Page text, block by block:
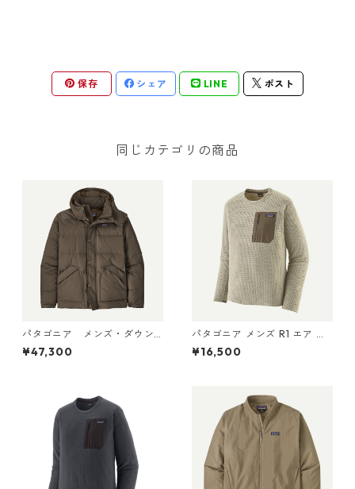
保存 シェア LINE ポスト
同じカテゴリの商品
パタゴニア メンズ・ダウン
ドリフト・ジャケット (カラ
ー Otter Brown) Patagonia
¥47,300
パタゴニア メンズ R1 エア ク
ルー 40236 Pelican
¥16,500